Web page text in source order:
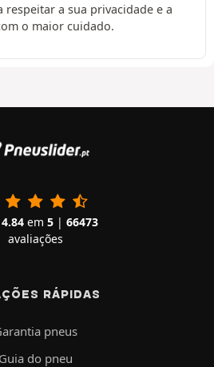
respeitar a sua privacidade e a
o maior cuidado.
4.84em 5| 66473
avaliações
RÁPIDAS
pneus
Guia do pneu